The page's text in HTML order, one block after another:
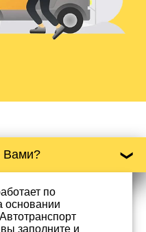
Вами?
по
основании
вы заполните и